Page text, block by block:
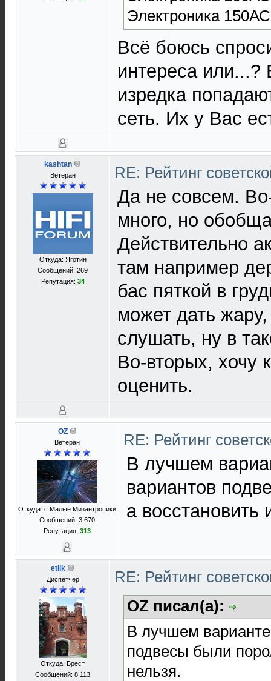
Электроника
Всё боюсь
интереса
изредка
сеть. Их у Вас
kashtan
Ветеран
Откуда: Яготин
Сообщений: 269
Репутация: 34
RE: Рейтинг
Да не совсем.
много, но
Действительно
там например
бас пяткой в
может дать
слушать, ну в
Во-вторых, хочу
оценить.
OZ
Ветеран
Откуда: с.Малые Мизантропики
Сообщений: 3 670
Репутация: 313
RE: Рейтинг
В лучшем
вариантов
а восстановить
etlik
Диспетчер
Откуда: Брест
Сообщений: 8 113
RE: Рейтинг
OZ писал(а):
В лучшем варианте
подвесы были
нельзя.